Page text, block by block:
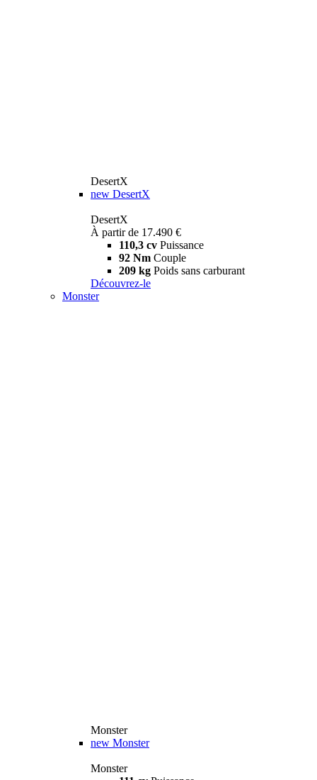
DesertX
new DesertX
DesertX
À partir de 17.490 €
110,3 cv Puissance
92 Nm Couple
209 kg Poids sans carburant
Découvrez-le
Monster
Monster
new Monster
Monster